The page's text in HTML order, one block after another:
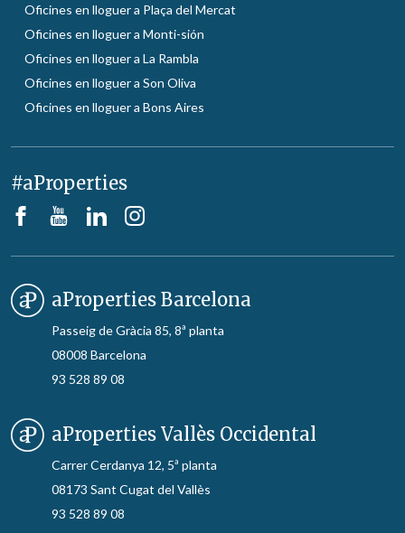
Oficines en lloguer a Plaça del Mercat
Oficines en lloguer a Monti-sión
Oficines en lloguer a La Rambla
Oficines en lloguer a Son Oliva
Oficines en lloguer a Bons Aires
#aProperties
aProperties Barcelona
Passeig de Gràcia 85, 8ª planta
08008 Barcelona
93 528 89 08
aProperties Vallès Occidental
Carrer Cerdanya 12, 5ª planta
08173 Sant Cugat del Vallès
93 528 89 08